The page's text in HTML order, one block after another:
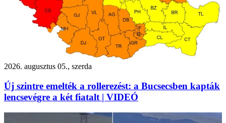
2026. augusztus 05., szerda
Új szintre emelték a rollerezést: a Bucsecsben kapták
lencsevégre a két fiatalt | VIDEÓ